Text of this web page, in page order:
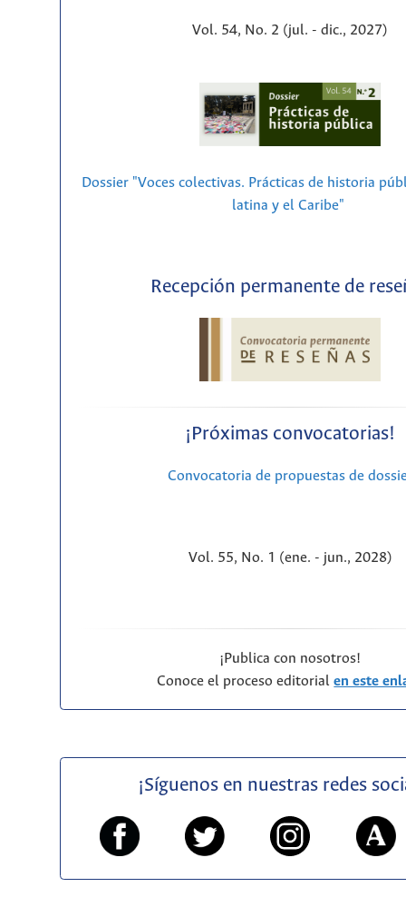
Vol. 54, No. 2 (jul. - dic., 2027)
Dossier "Voces colectivas. Prácticas de historia
latina y el Caribe"
Recepción permanente de
¡Próximas convocatorias!
Convocatoria de propuestas de
Vol. 55, No. 1 (ene. - jun., 2028)
¡Publica con nosotros!
Conoce el proceso editorialen este
¡Síguenos en nuestras redes